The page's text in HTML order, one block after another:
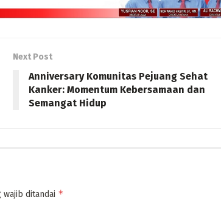
Next Post
Anniversary Komunitas Pejuang Sehat
Kanker: Momentum Kebersamaan dan
Semangat Hidup
wajib ditandai *